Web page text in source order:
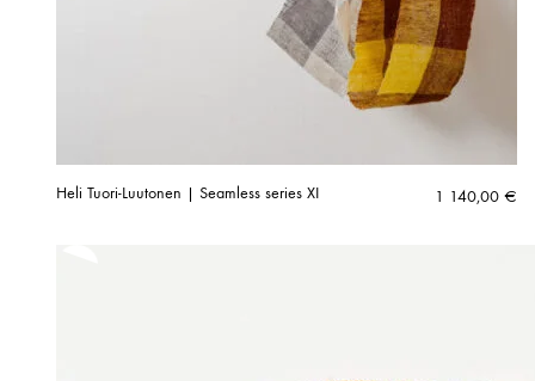
Heli Tuori-Luutonen | Seamless series XI 1 140,00 €